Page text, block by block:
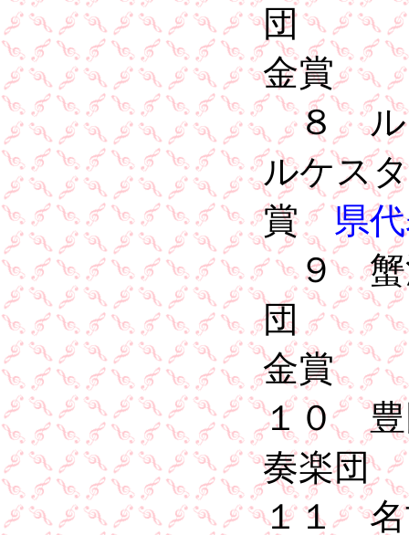
金賞
８ ル
ルケ
賞県
９ 蟹
金賞
１０ 豊
奏楽
１１ 名